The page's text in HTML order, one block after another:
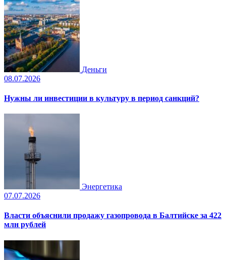
Деньги
08.07.2026
Нужны ли инвестиции в культуру в период санкций?
Энергетика
07.07.2026
Власти объяснили продажу газопровода в Балтийске за 422
млн рублей